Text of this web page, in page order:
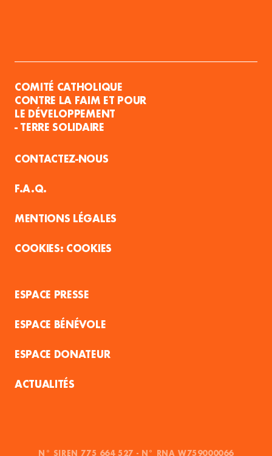
COMITÉ CATHOLIQUE
CONTRE LA FAIM ET POUR
LE DÉVELOPPEMENT
- TERRE SOLIDAIRE
CONTACTEZ-NOUS
F.A.Q.
MENTIONS LÉGALES
COOKIES
ESPACE PRESSE
ESPACE BÉNÉVOLE
ESPACE DONATEUR
ACTUALITÉS
N° SIREN 775 664 527 - N° RNA W759000066